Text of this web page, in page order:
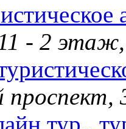
- 2
тур,,